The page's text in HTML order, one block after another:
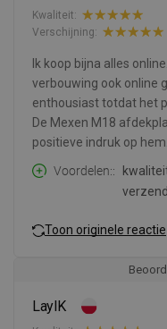
Kwaliteit:
Verschijning:
Ik koop bijna alles
verbouwing ook online
enthousiast totdat het
De Mexen M18
positieve indruk op hem.
Voordelen:
Toon originele reactie
LaylK